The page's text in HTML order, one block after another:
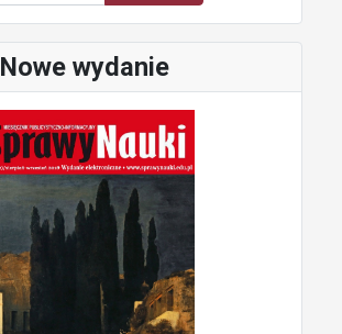
Nowe wydanie